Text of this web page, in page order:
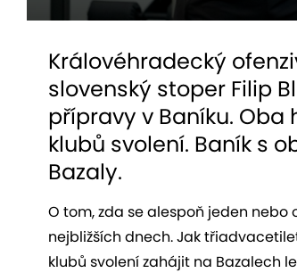
Královéhradecký
slovenský stoper Filip
přípravy v Baníku.
klubů svolení. Baník s
Bazaly.
O tom, zda se alespoň jeden
nejbližších dnech. Jak
klubů svolení zahájit na Bazalech